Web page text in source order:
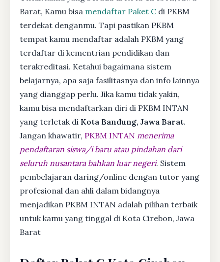
Barat, Kamu bisa mendaftar Paket C di PKBM
terdekat denganmu. Tapi pastikan PKBM
tempat kamu mendaftar adalah PKBM yang
terdaftar di kementrian pendidikan dan
terakreditasi. Ketahui bagaimana sistem
belajarnya, apa saja fasilitasnya dan info lainnya
yang dianggap perlu. Jika kamu tidak yakin,
kamu bisa mendaftarkan diri di PKBM INTAN
yang terletak di Kota Bandung, Jawa Barat.
Jangan khawatir, PKBM INTAN menerima
pendaftaran siswa/i baru atau pindahan dari
seluruh nusantara bahkan luar negeri. Sistem
pembelajaran daring/online dengan tutor yang
profesional dan ahli dalam bidangnya
menjadikan PKBM INTAN adalah pilihan terbaik
untuk kamu yang tinggal di Kota Cirebon, Jawa
Barat